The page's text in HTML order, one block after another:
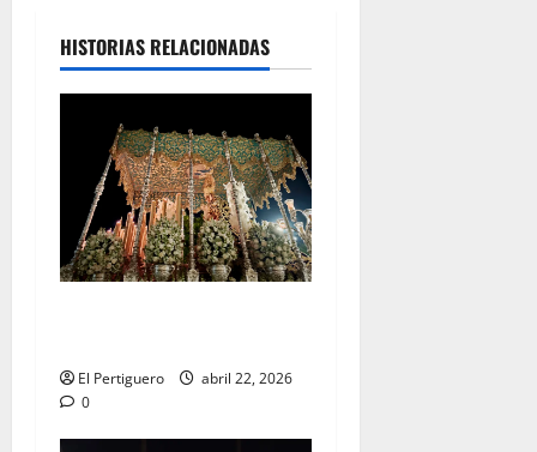
HISTORIAS RELACIONADAS
El Pertiguero
abril 22, 2026
0